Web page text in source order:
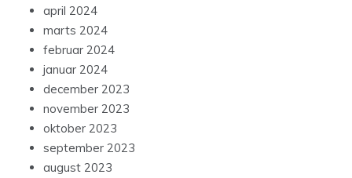
april 2024
marts 2024
februar 2024
januar 2024
december 2023
november 2023
oktober 2023
september 2023
august 2023